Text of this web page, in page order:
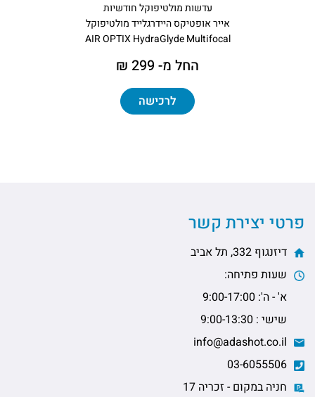
עדשות מולטיפוקל חודשיות
אייר אופטיקס היידרגלייד מולטיפוקל
AIR OPTIX HydraGlyde Multifocal
החל מ- 299 ₪
לרכישה
פרטי יצירת קשר
דיזנגוף 332, תל אביב
שעות פתיחה:
א' - ה': 9:00-17:00
שישי : 9:00-13:30
חניה במקום - זכריה 17